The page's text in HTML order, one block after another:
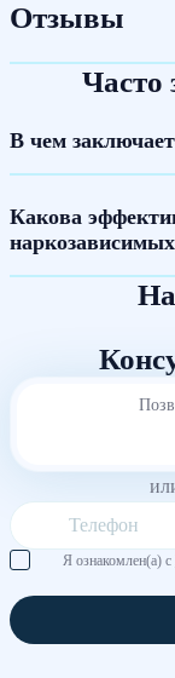
Отзывы
Часто
В чем
Какова
Я ознакомлен(а) с